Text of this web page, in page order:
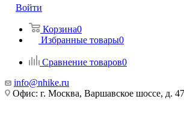
Войти
Корзина0
Избранные товары0
Сравнение товаров0
info@nhike.ru
Офис: г. Москва, Варшавское шоссе, д.